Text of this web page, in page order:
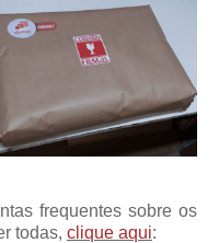
frequentes sobre os
todas, clique aqui: